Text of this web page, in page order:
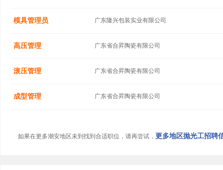
模具管理员 广东隆兴包装实业有限公司
高压管理 广东省合昇陶瓷有限公司
滚压管理 广东省合昇陶瓷有限公司
成型管理 广东省合昇陶瓷有限公司
如果在更多潮安地区未到找到合适职位，请再尝试， 更多地区抛光工招聘